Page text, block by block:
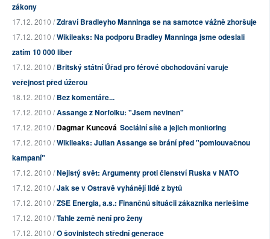
zákony
17.12. 2010 /Zdraví Bradleyho Manninga se na samotce vážně zhoršuje
17.12. 2010 /Wikileaks: Na podporu Bradley Manninga jsme odeslali
zatím 10 000 liber
17.12. 2010 /Britský státní Úřad pro férové obchodování varuje
veřejnost před úžerou
18.12. 2010 /Bez komentáře...
17.12. 2010 /Assange z Norfolku: "Jsem nevinen"
17.12. 2010 /Dagmar Kuncová Sociální sítě a jejich monitoring
17.12. 2010 /Wikileaks: Julian Assange se brání před "pomlouvačnou
kampaní"
17.12. 2010 /Nejistý svět: Argumenty proti členství Ruska v NATO
17.12. 2010 /Jak se v Ostravě vyhánějí lidé z bytů
17.12. 2010 /ZSE Energia, a.s.: Finančnú situácii zákaznika neriešime
17.12. 2010 /Tahle země není pro ženy
17.12. 2010 /O šovinistech střední generace